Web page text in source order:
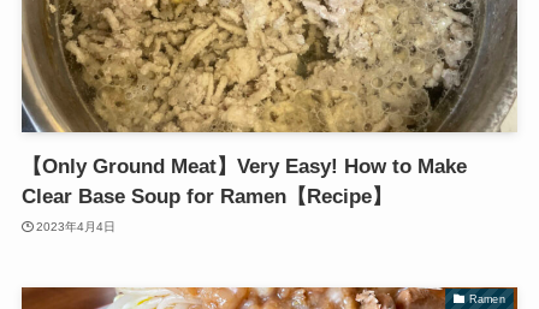
【Only Ground Meat】Very Easy! How to Make
Clear Base Soup for Ramen【Recipe】
2023年4月4日
Ramen